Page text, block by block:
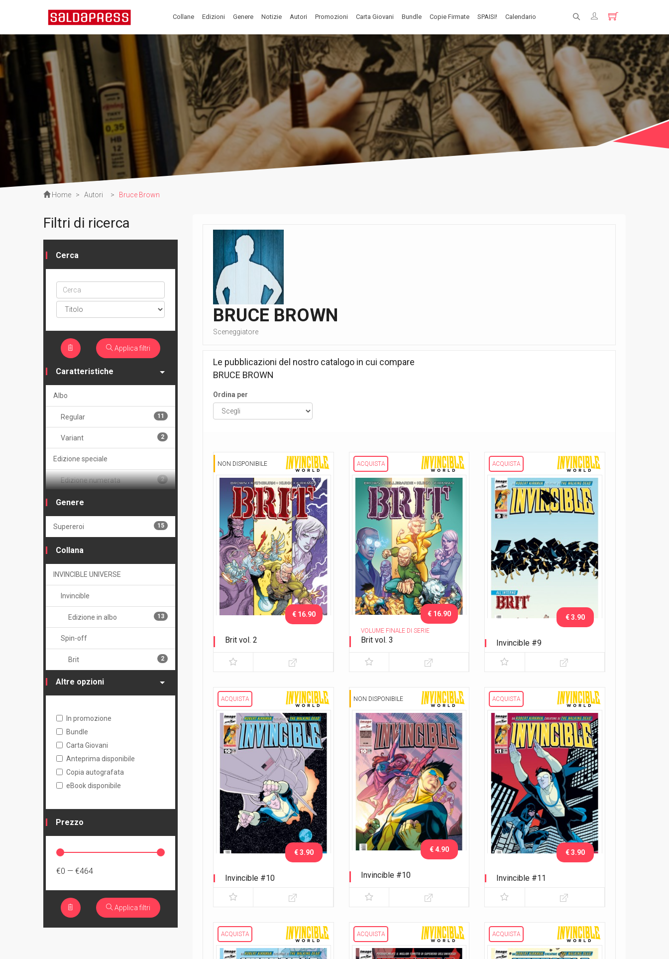
Collane Edizioni Genere Notizie Autori Promozioni Carta Giovani Bundle Copie Firmate SPAISI! Calendario
Registrati
Home > Autori > Bruce Brown
BRUCE BROWN
Sceneggiatore
Le pubblicazioni del nostro catalogo in cui compare
BRUCE BROWN
Ordina per
NON DISPONIBILE
Brit vol. 2
€ 16.90
ACQUISTA
VOLUME FINALE DI SERIE
Brit vol. 3
€ 16.90
ACQUISTA
Invincible #9
€ 3.90
ACQUISTA
Invincible #10
€ 3.90
NON DISPONIBILE
Invincible #10
€ 4.90
ACQUISTA
Invincible #11
€ 3.90
ACQUISTA ACQUISTA ACQUISTA
Filtri di ricerca
Cerca
Cerca
ptype
Applica filtri
Caratteristiche
Albo
Regular 11
Variant 2
Edizione speciale
Edizione numerata 2
Serie
Volume
Genere
Supereroi 15
Collana
INVINCIBLE UNIVERSE
Invincible
Edizione in albo 13
Spin-off
Brit 2
Altre opzioni
In promozione
Bundle
Carta Giovani
Anteprima disponibile
Copia autografata
eBook disponibile
Prezzo
€0 — €464
Applica filtri